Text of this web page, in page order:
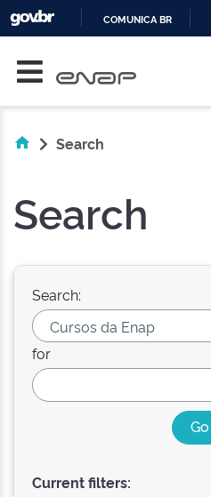
COMUNICA BR
Search
Search
Search:
for
Current filters: